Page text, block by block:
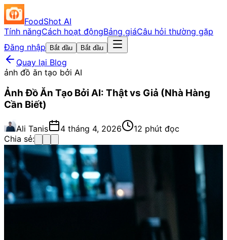
FoodShot AI
Tính năngCách hoạt độngBảng giáCâu hỏi thường gặp
Đăng nhập
Bắt đầu Bắt đầu
Quay lại Blog
ảnh đồ ăn tạo bởi AI
Ảnh Đồ Ăn Tạo Bởi AI: Thật vs Giả (Nhà Hàng
Cần Biết)
Ali Tanis 4 tháng 4, 2026
12 phút đọc
Chia sẻ: